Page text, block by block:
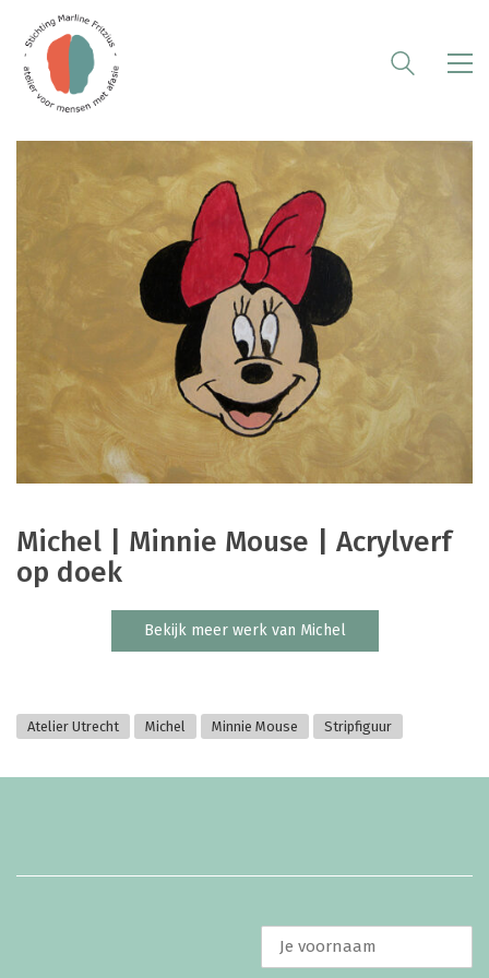
Michel | Minnie Mouse | Acrylverf
op doek
Bekijk meer werk van Michel
Atelier Utrecht Michel Minnie Mouse Stripfiguur